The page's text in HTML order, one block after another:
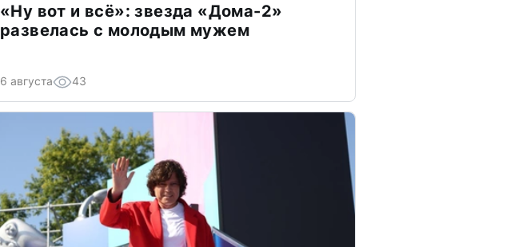
«Ну вот и всё»: звезда «Дома-2»
развелась с молодым мужем
6 августа 43